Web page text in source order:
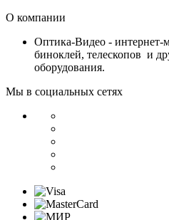
О компании
Оптика-Видео - интернет-
биноклей, телескопов и
оборудования.
Мы в социальных сетях